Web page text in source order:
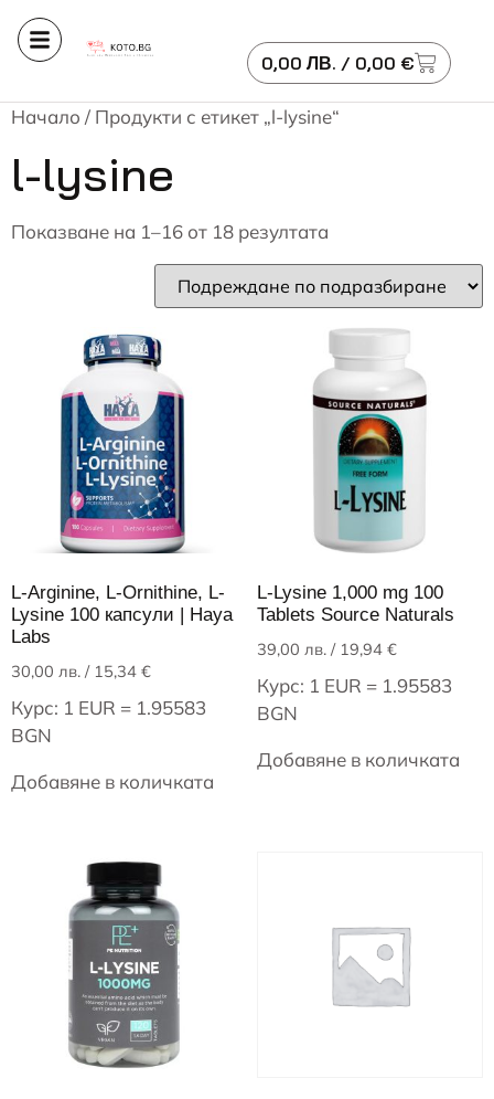
0,00 ЛВ. / 0,00 €
Начало / Продукти с етикет „l-lysine“
l-lysine
Показване на 1–16 от 18 резултата
L-Arginine, L-Ornithine, L-
Lysine 100 капсули | Haya
Labs
30,00 лв. / 15,34 €
Курс: 1 EUR = 1.95583
BGN
Добавяне в количката
L-Lysine 1,000 mg 100
Tablets Source Naturals
39,00 лв./ 19,94 €
Курс: 1 EUR = 1.95583
BGN
Добавяне в количката